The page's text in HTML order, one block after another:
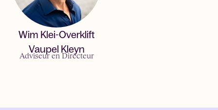
Wim Klei-Overklift
Vaupel Kleyn
Adviseur en Directeur